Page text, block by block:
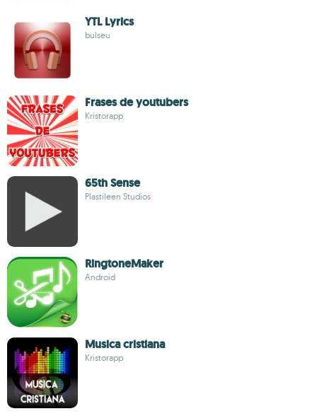
YTL Lyrics
bulseu
Frases de youtubers
Kristorapp
65th Sense
Plastileen Studios
RingtoneMaker
Android
Musica cristiana
Kristorapp